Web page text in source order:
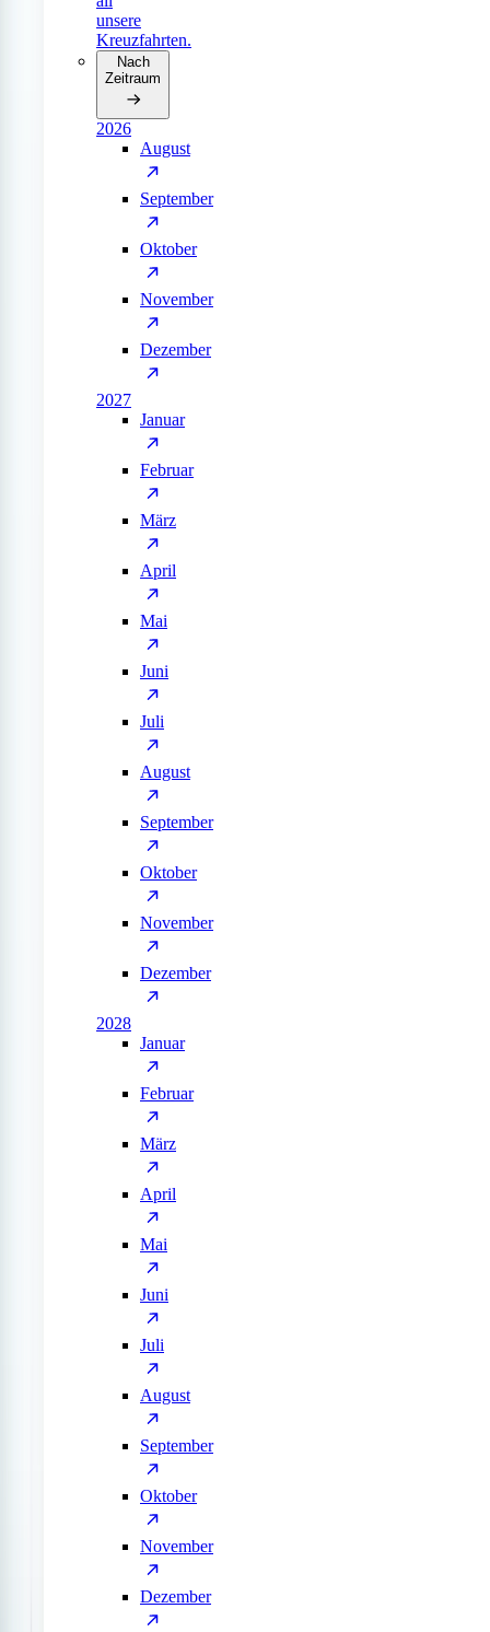
unsere
Kreuzfahrten.
Nach
Zeitraum
2026
August
September
Oktober
November
Dezember
2027
Januar
Februar
März
April
Mai
Juni
Juli
August
September
Oktober
November
Dezember
2028
Januar
Februar
März
April
Mai
Juni
Juli
August
September
Oktober
November
Dezember